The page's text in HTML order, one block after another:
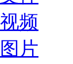
视频
图片